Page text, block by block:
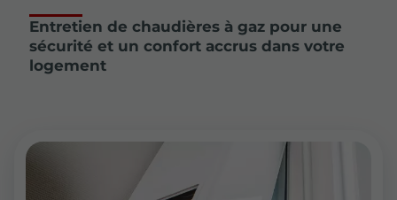
Entretien de chaudières à gaz pour une
sécurité et un confort accrus dans votre
logement